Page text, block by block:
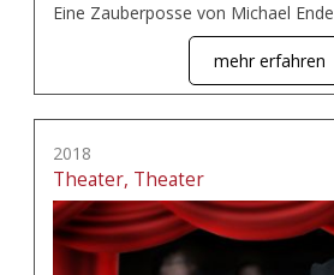
Eine Zauberposse von Michael Ende
mehr erfahren
2018
Theater, Theater